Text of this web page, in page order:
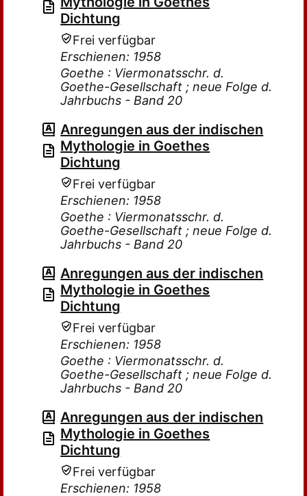
Dichtung
Frei verfügbar
Erschienen: 1958
Goethe : Viermonatsschr. d.
Goethe-Gesellschaft ; neue Folge d.
Jahrbuchs - Band 20
Anregungen aus der indischen
Mythologie in Goethes
Dichtung
Frei verfügbar
Erschienen: 1958
Goethe : Viermonatsschr. d.
Goethe-Gesellschaft ; neue Folge d.
Jahrbuchs - Band 20
Anregungen aus der indischen
Mythologie in Goethes
Dichtung
Frei verfügbar
Erschienen: 1958
Goethe : Viermonatsschr. d.
Goethe-Gesellschaft ; neue Folge d.
Jahrbuchs - Band 20
Anregungen aus der indischen
Mythologie in Goethes
Dichtung
Frei verfügbar
Erschienen: 1958